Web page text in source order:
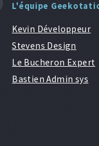
L'équipe
Kevin Développeur
Stevens Design
Le Bucheron Expert
Bastien Admin sys